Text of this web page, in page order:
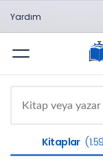
Yardım
Menü
Kitaplar